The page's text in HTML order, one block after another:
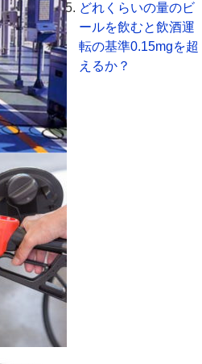
どれくらいの量のビ
ールを飲むと飲酒運
転の基準0.15mgを超
えるか？